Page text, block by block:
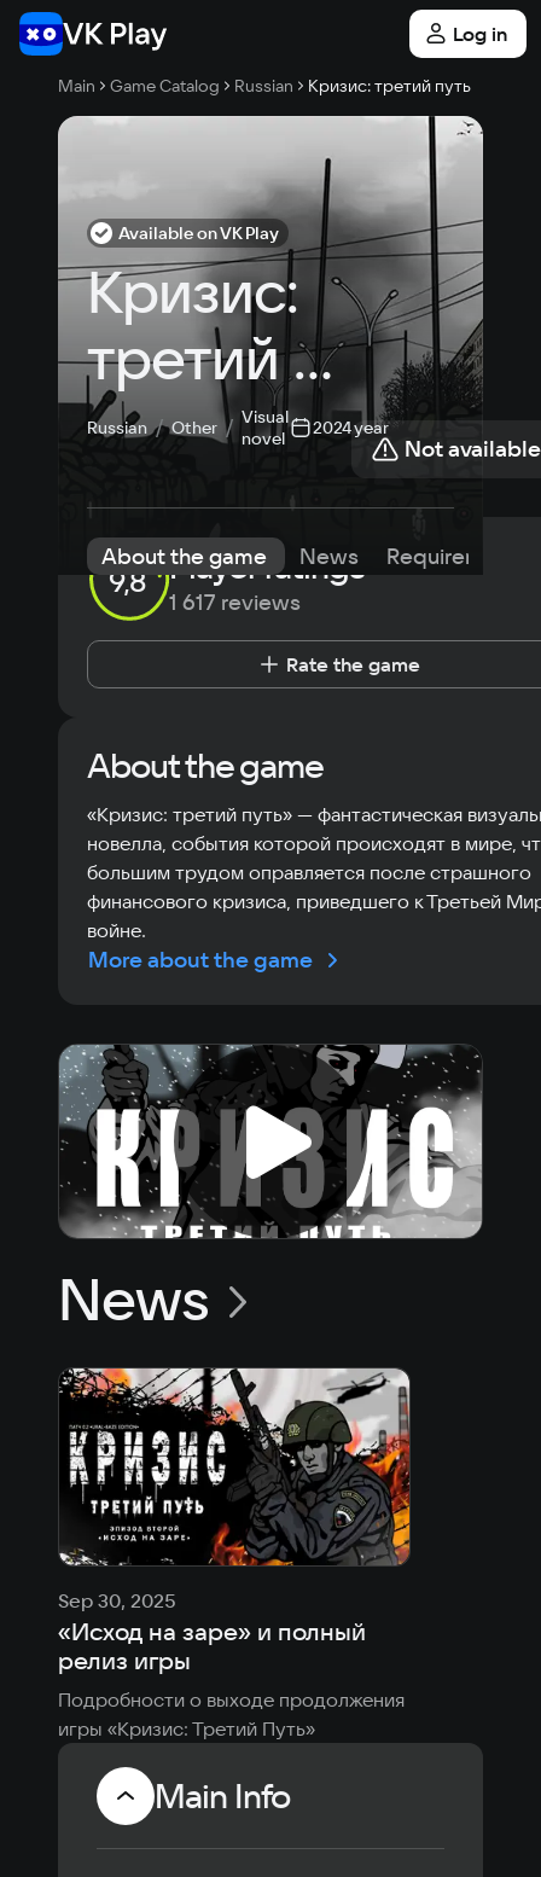
Log in
Main Game Catalog Russian Кризис: третий путь
Available on VK Play
Кризис:
третий
путь
Russian Other
Visual
novel
2024 year
Not
About the game News Requirements
9,8 Player ratings
1 617 reviews
Rate the game
About the game
«Кризис: третий путь» — фантастическая
новелла, события которой происходят в мире,
большим трудом оправляется после страшного
финансового кризиса, приведшего к Третьей
войне.
More about the game
News
Sep 30, 2025
«Исход на заре» и полный
релиз игры
Подробности о выходе продолжения
игры «Кризис: Третий Путь»
Main Info